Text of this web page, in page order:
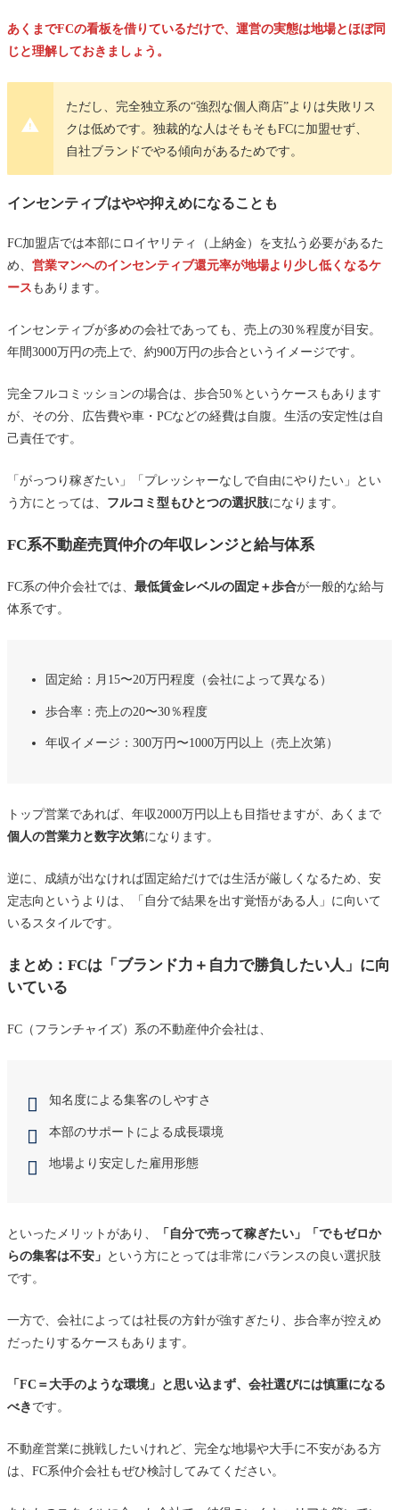
あくまでFCの看板を借りているだけで、運営の実態は地場とほぼ同
じと理解しておきましょう。
ただし、完全独立系の“強烈な個人商店”よりは失敗リス
クは低めです。独裁的な人はそもそもFCに加盟せず、
自社ブランドでやる傾向があるためです。
インセンティブはやや抑えめになることも
FC加盟店では本部にロイヤリティ（上納金）を支払う必要があるた
め、 営業マンへのインセンティブ還元率が地場より少し低くなるケ
ースもあります。
インセンティブが多めの会社であっても、売上の30％程度が目安。
年間3000万円の売上で、約900万円の歩合というイメージです。
完全フルコミッションの場合は、歩合50％というケースもあります
が、その分、広告費や車・PCなどの経費は自腹。生活の安定性は自
己責任です。
「がっつり稼ぎたい」「プレッシャーなしで自由にやりたい」とい
う方にとっては、 フルコミ型もひとつの選択肢になります。
FC系不動産売買仲介の年収レンジと給与体系
FC系の仲介会社では、 最低賃金レベルの固定＋歩合が一般的な給与
体系です。
固定給：月15〜20万円程度（会社によって異なる）
歩合率：売上の20〜30％程度
年収イメージ：300万円〜1000万円以上（売上次第）
トップ営業であれば、年収2000万円以上も目指せますが、あくまで
個人の営業力と数字次第になります。
逆に、成績が出なければ固定給だけでは生活が厳しくなるため、安
定志向というよりは、「自分で結果を出す覚悟がある人」に向いて
いるスタイルです。
まとめ：FCは「ブランド力＋自力で勝負したい人」に向
いている
FC（フランチャイズ）系の不動産仲介会社は、
知名度による集客のしやすさ
本部のサポートによる成長環境
地場より安定した雇用形態
といったメリットがあり、
「自分で売って稼ぎたい」「でもゼロか
らの集客は不安」 という方にとっては非常にバランスの良い選択肢
です。
一方で、会社によっては社長の方針が強すぎたり、歩合率が控えめ
だったりするケースもあります。
「FC＝大手のような環境」と思い込まず、会社選びには慎重になる
べきです。
不動産営業に挑戦したいけれど、完全な地場や大手に不安がある方
は、FC系仲介会社もぜひ検討してみてください。